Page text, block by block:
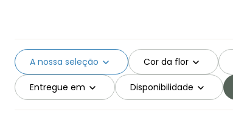
Cor da flor
Entregue em
A nossa seleção
Disponibilidade